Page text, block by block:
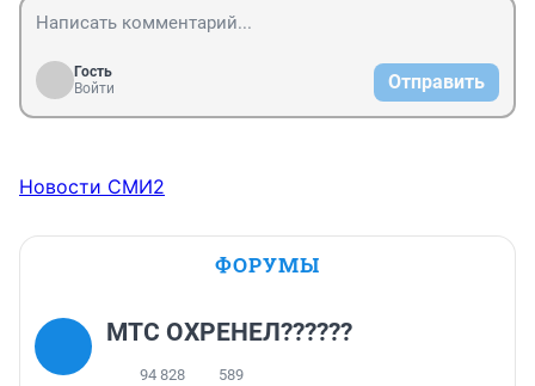
Гость
Войти
Отправить
Новости СМИ2
ФОРУМЫ
МТС ОХРЕНЕЛ??????
94 828 589